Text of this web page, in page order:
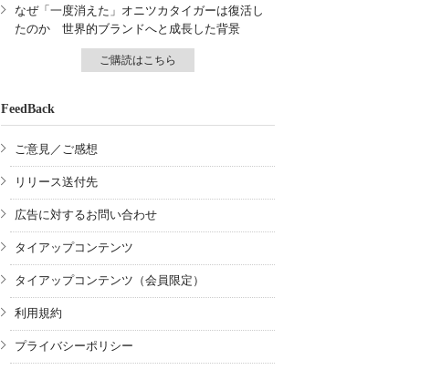
なぜ「一度消えた」オニツカタイガーは復活し
たのか 世界的ブランドへと成長した背景
ご購読はこちら
FeedBack
ご意見／ご感想
リリース送付先
広告に対するお問い合わせ
タイアップコンテンツ
タイアップコンテンツ（会員限定）
利用規約
プライバシーポリシー